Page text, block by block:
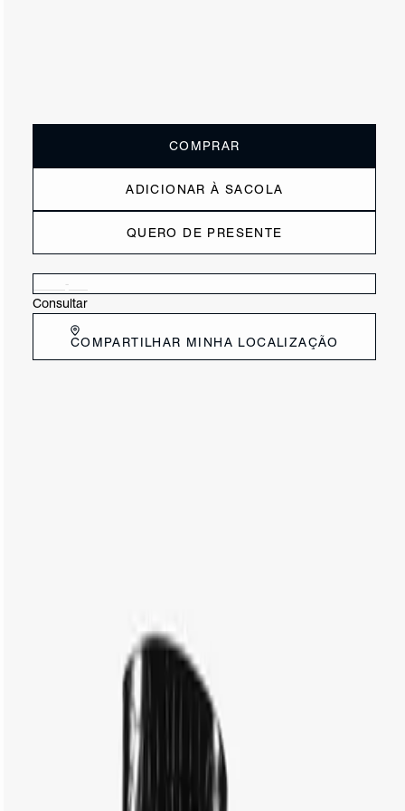
COMPRAR
ADICIONAR À SACOLA
QUERO DE PRESENTE
Consultar
COMPARTILHAR MINHA LOCALIZAÇÃO
11.4 cm
S2251300070002